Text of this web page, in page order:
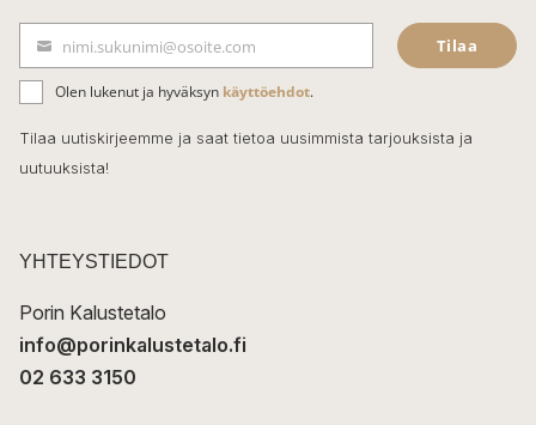
e
b
o
o
k
ä
h
k
t
nimi.sukunimi@osoite.com Tilaa
Olen lukenut ja hyväksyn käyttöehdot.
Tilaa uutiskirjeemme ja saat tietoa uusimmista tarjouksista ja
uutuuksista!
YHTEYSTIEDOT
Porin Kalustetalo
info@porinkalustetalo.fi
02 633 3150